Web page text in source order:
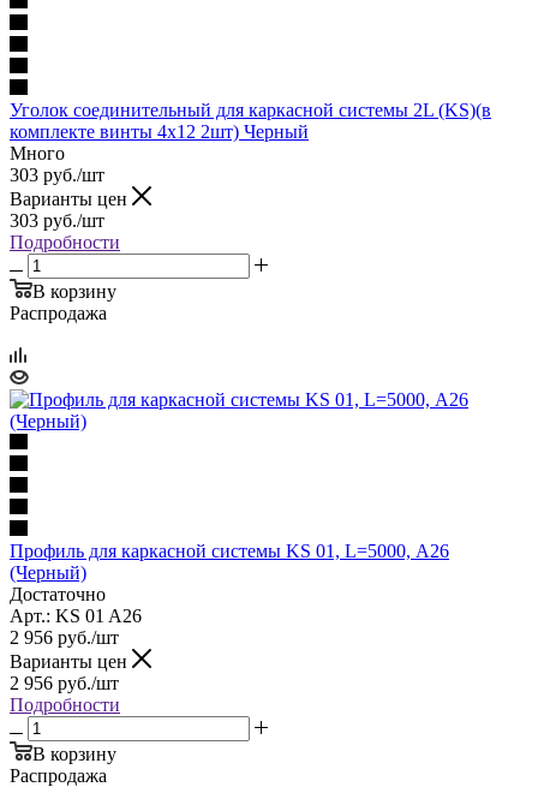
Уголок соединительный для каркасной системы 2L (KS)(в
комплекте винты 4х12 2шт) Черный
Много
303 руб./шт
Варианты цен
303 руб./шт
Подробности
В корзину
Распродажа
Профиль для каркасной системы KS 01, L=5000, А26
(Черный)
Достаточно
Арт.: KS 01 A26
2 956 руб./шт
Варианты цен
2 956 руб./шт
Подробности
В корзину
Распродажа